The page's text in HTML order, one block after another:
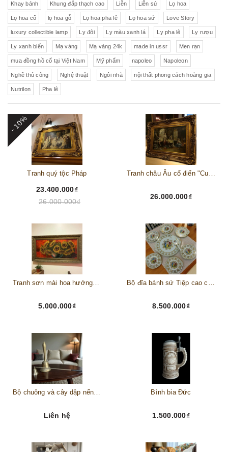
Khay bánh Khung đắp thạch cao Liễn Liễn sứ Lọ hoa
Lọ hoa cổ lọ hoa gỗ Lọ hoa pha lê Lọ hoa sứ Love Story
luxury collectible lamp Ly đôi Ly màu xanh lá Ly pha lê Ly rượu
Ly xanh biển Mạ vàng Mạ vàng 24k made in ussr Men rạn
mua đồng hồ cổ tại Việt Nam Mỹ phẩm napoleo Napoleon
Nghề thủ công Nghệ thuật Ngôi nhà nội thất phong cách hoàng gia
Nutrilon Pha lê
- 10%
Tranh quý tộc Pháp
23.400.000₫
26.000.000₫
Tranh châu Âu cổ điển "Cuộc sống lao động"
26.000.000₫
Tranh sơn mài hoa hướng dương châu Âu
5.000.000₫
Bộ đĩa bánh sứ Tiệp cao cấp – Biểu tượng tinh tế cho bàn tiệc thượng lưu
8.500.000₫
Bộ chuông và cây dập nến đồng
Liên hệ
Bình bia Đức
1.500.000₫